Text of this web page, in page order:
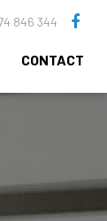
846 344
CONTACT